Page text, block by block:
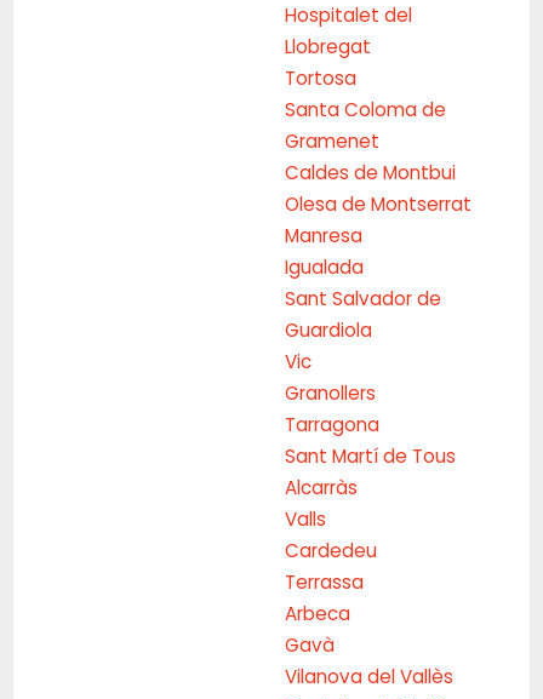
Hospitalet del
Llobregat
Tortosa
Santa Coloma de
Gramenet
Caldes de Montbui
Olesa de Montserrat
Manresa
Igualada
Sant Salvador de
Guardiola
Vic
Granollers
Tarragona
Sant Martí de Tous
Alcarràs
Valls
Cardedeu
Terrassa
Arbeca
Gavà
Vilanova del Vallès